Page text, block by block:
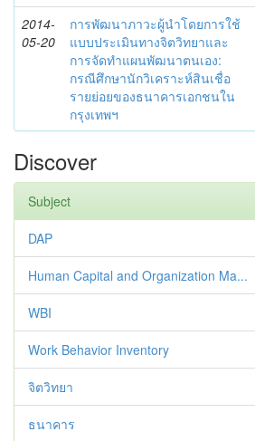
2014-
05-20
การพัฒนาภาวะผู้นำโดยการใช้
แบบประเมินทางจิตวิทยาและ
การจัดทำแผนพัฒนาตนเอง:
กรณีศึกษานักวิเคราะห์สินเชื่อ
รายย่อยของธนาคารเอกชนใน
กรุงเทพฯ
Discover
Subject
DAP
Human Capital and Organization Ma...
WBI
Work Behavior Inventory
จิตวิทยา
ธนาคาร